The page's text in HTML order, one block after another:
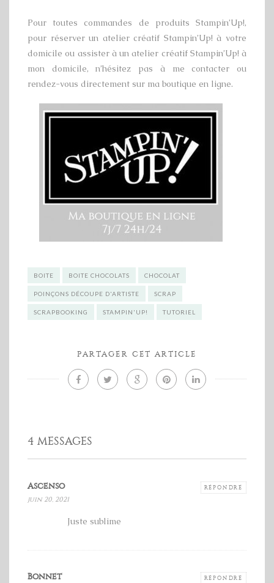
Pour toutes commandes de produits Stampin’Up!,
pour réserver un atelier créatif Stampin’Up! à votre
domicile ou assister à un atelier créatif Stampin’Up! à
mon domicile, n’hésitez pas à me contacter ou
rendez-vous directement sur ma boutique en ligne.
BOITE BOITE CHOCOLATS CHOCOLAT
POINÇONS DÉCOUPE D'ARTISTE SCRAP
SCRAPBOOKING STAMPIN'UP! TUTORIEL
PARTAGER CET ARTICLE
4 MESSAGES
Ascenso RÉPONDRE
juin 20, 2021
Juste sublime
Bonnet RÉPONDRE